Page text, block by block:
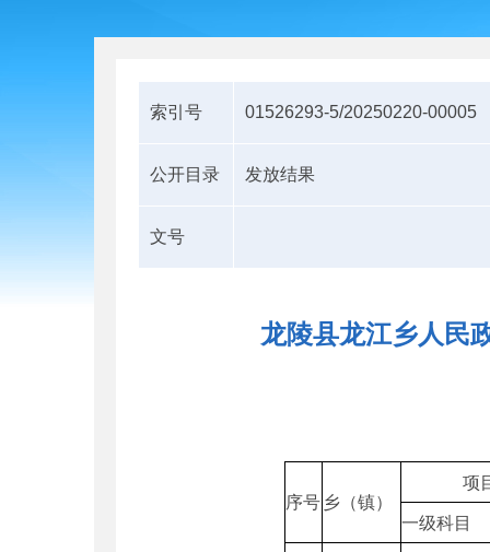
索引号 01526293-5/20250220-00005
公开目录 发放结果
文号
龙陵县龙江乡人民
序号 乡（镇）
项目
一级科目